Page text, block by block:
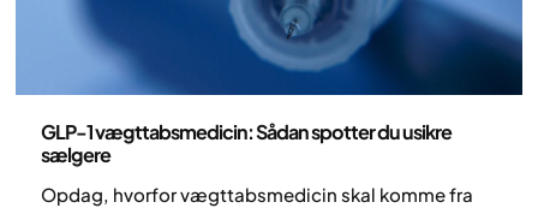
GLP-1 vægttabsmedicin: Sådan spotter du usikre
sælgere
Opdag, hvorfor vægttabsmedicin skal komme fra